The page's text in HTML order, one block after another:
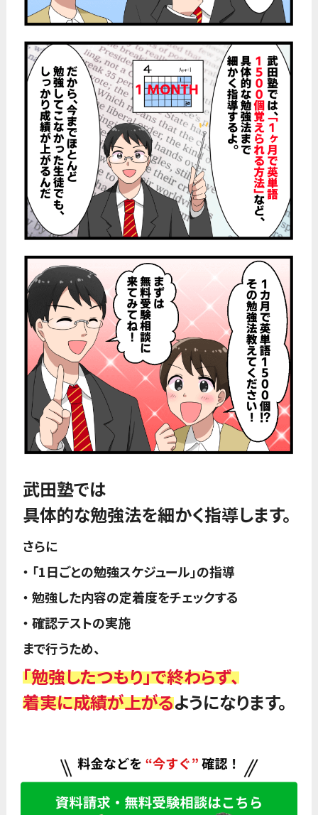
武田塾では
具体的な勉強法を細かく指導します。
さらに
・ 「1日ごとの勉強スケジュール」の指導
・ 勉強した内容の定着度をチェックする
・ 確認テストの実施
まで行うため、
「勉強したつもり」で終わらず、
着実に成績が上がるようになります。